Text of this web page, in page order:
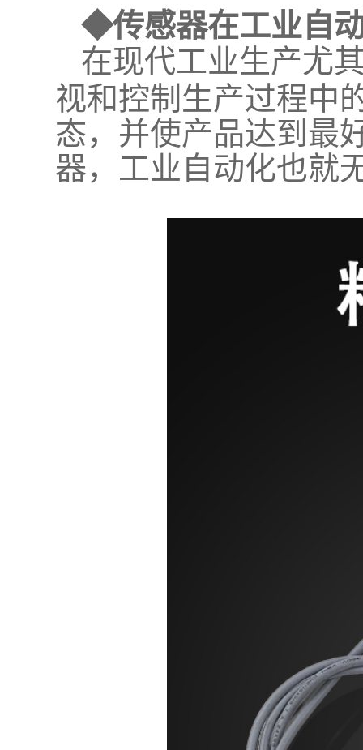
◆传感器在工业自
在现代工业生产尤
视和控制生产过程中
态，并使产品达到最
器，工业自动化也就